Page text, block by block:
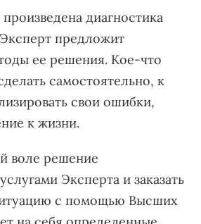
диагностика
предложит
ее решения. Кое-что
самостоятельно, к
свои ошибки,
к жизни.
воле решение
Эксперта и заказать
с помощью Высших